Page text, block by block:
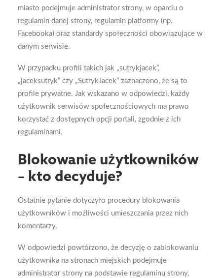
miasto podejmuje administrator strony, w oparciu o
regulamin danej strony, regulamin platformy (np.
Facebooka) oraz standardy społeczności obowiązujące w
danym serwisie.
W przypadku profili takich jak „sutrykjacek”,
„jaceksutryk” czy „SutrykJacek” zaznaczono, że są to
profile prywatne. Jak wskazano w odpowiedzi, każdy
użytkownik serwisów społecznościowych ma prawo
korzystać z dostępnych opcji portali, zgodnie z ich
regulaminami.
Blokowanie użytkowników
– kto decyduje?
Ostatnie pytanie dotyczyło procedury blokowania
użytkowników i możliwości umieszczania przez nich
komentarzy.
W odpowiedzi powtórzono, że decyzję o zablokowaniu
użytkownika na stronach miejskich podejmuje
administrator strony na podstawie regulaminu strony,